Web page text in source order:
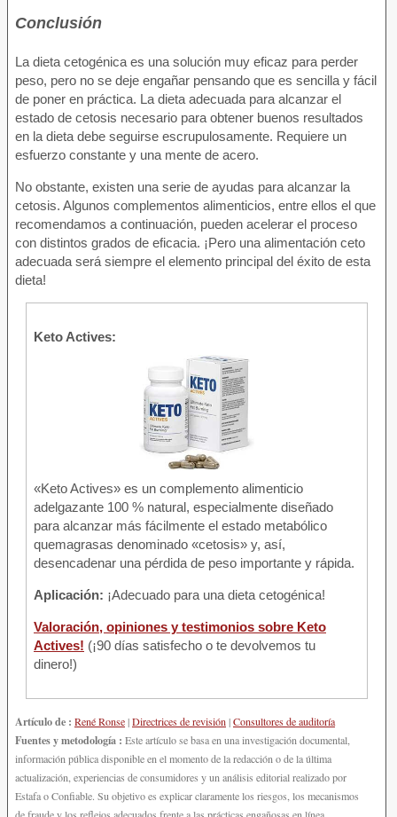
Conclusión
La dieta cetogénica es una solución muy eficaz para perder
peso, pero no se deje engañar pensando que es sencilla y fácil
de poner en práctica. La dieta adecuada para alcanzar el
estado de cetosis necesario para obtener buenos resultados
en la dieta debe seguirse escrupulosamente. Requiere un
esfuerzo constante y una mente de acero.
No obstante, existen una serie de ayudas para alcanzar la
cetosis. Algunos complementos alimenticios, entre ellos el que
recomendamos a continuación, pueden acelerar el proceso
con distintos grados de eficacia. ¡Pero una alimentación ceto
adecuada será siempre el elemento principal del éxito de esta
dieta!
Keto Actives:
«Keto Actives» es un complemento alimenticio
adelgazante 100 % natural, especialmente diseñado
para alcanzar más fácilmente el estado metabólico
quemagrasas denominado «cetosis» y, así,
desencadenar una pérdida de peso importante y rápida.
Aplicación: ¡Adecuado para una dieta cetogénica!
Valoración, opiniones y testimonios sobre Keto
Actives! (¡90 días satisfecho o te devolvemos tu
dinero!)
Artículo de : René Ronse|Directrices de revisión|Consultores de auditoría
Fuentes y metodología : Este artículo se basa en una investigación documental,
información pública disponible en el momento de la redacción o de la última
actualización, experiencias de consumidores y un análisis editorial realizado por
Estafa o Confiable. Su objetivo es explicar claramente los riesgos, los mecanismos